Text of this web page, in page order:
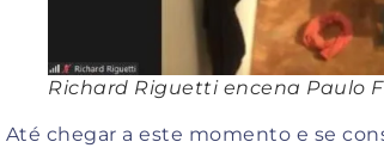
Richard Riguetti encena Paulo
Até chegar a este momento e se